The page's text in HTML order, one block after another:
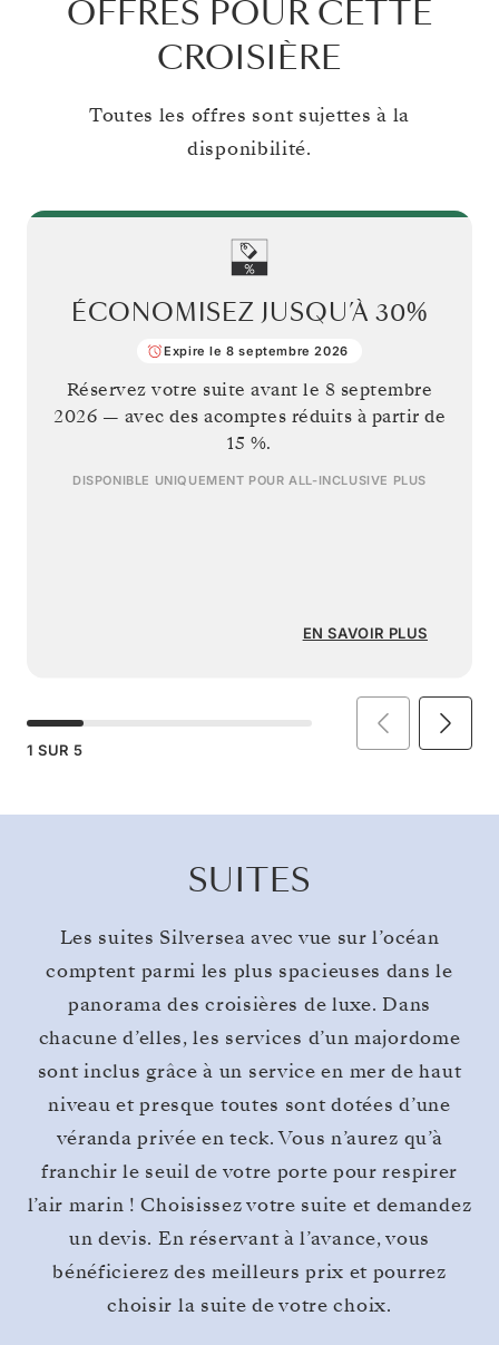
OFFRES POUR CETTE
CROISIÈRE
Toutes les offres sont sujettes à la
disponibilité.
ÉCONOMISEZ JUSQU’À 30%
Expire le 8 septembre 2026
Réservez votre suite avant le 8 septembre
2026 — avec des acomptes réduits à partir de
15 %.
DISPONIBLE UNIQUEMENT POUR ALL-INCLUSIVE PLUS
EN SAVOIR PLUS
1 SUR 5
SUITES
Les suites Silversea avec vue sur l’océan
comptent parmi les plus spacieuses dans le
panorama des croisières de luxe. Dans
chacune d’elles, les services d’un majordome
sont inclus grâce à un service en mer de haut
niveau et presque toutes sont dotées d’une
véranda privée en teck. Vous n’aurez qu’à
franchir le seuil de votre porte pour respirer
l’air marin ! Choisissez votre suite et demandez
un devis. En réservant à l’avance, vous
bénéficierez des meilleurs prix et pourrez
choisir la suite de votre choix.